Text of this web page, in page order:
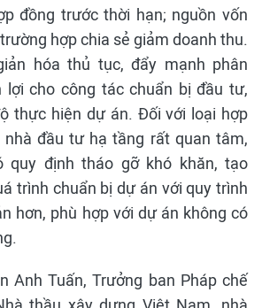
đồng trước thời hạn; nguồn vốn
hợp chia sẻ giảm doanh thu.
hóa thủ tục, đẩy mạnh phân
lợi cho công tác chuẩn bị đầu tư,
thực hiện dự án. Đối với loại hợp
nhà đầu tư hạ tầng rất quan tâm,
quy định tháo gỡ khó khăn, tạo
trình chuẩn bị dự án với quy trình
hơn, phù hợp với dự án không có
Anh Tuấn, Trưởng ban Pháp chế